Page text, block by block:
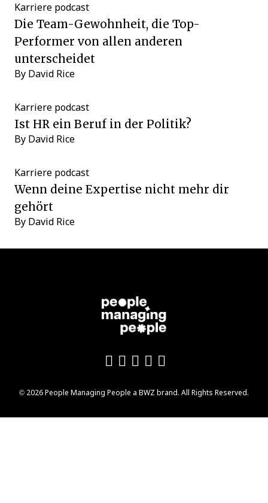
Karriere podcast
Die Team-Gewohnheit, die Top-
Performer von allen anderen
unterscheidet
By David Rice
Karriere podcast
Ist HR ein Beruf in der Politik?
By David Rice
Karriere podcast
Wenn deine Expertise nicht mehr dir
gehört
By David Rice
Like us on Facebook
Follow us on Twitter
Follow us on
Add us on
Follow us on
© 2026 People Managing People a BWZ Opens new window
brand. All Rights Reserved.